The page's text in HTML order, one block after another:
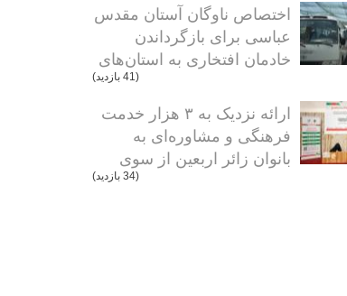
اختصاص ناوگان آستان مقدس
عباسی برای بازگرداندن
خادمان افتخاری به استان‌های
(41 بازدید)
ارائه نزدیک به ۳ هزار خدمت
فرهنگی و مشاوره‌ای به
بانوان زائر اربعین از سوی
(34 بازدید)